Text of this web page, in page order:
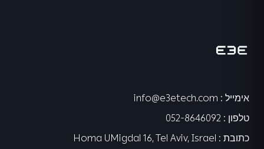
אימייל :
טלפון :
כתובת :